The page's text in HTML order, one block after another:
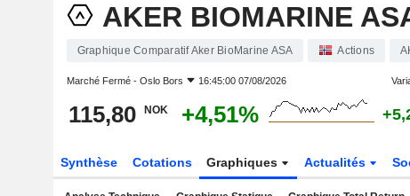
AKER BIOMARINE
Graphique Comparatif Aker BioMarine ASA Actions
Marché Fermé - Oslo Bors 16:45:00 07/08/2026
115,80 NOK +4,51%
Synthèse Cotations Graphiques Actualités